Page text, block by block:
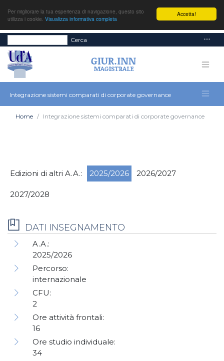
Accetta!
Per migliorare la tua esperienza di navigazione, questo sito
utilizza i cookie. Visualizza informativa completa
Cerca
Integrazione sistemi comparati di corporate governance
Home Integrazione sistemi comparati di corporate governance
Edizioni di altri A.A.: 2025/2026 2026/2027
2027/2028
DATI INSEGNAMENTO
A.A.:
2025/2026
Percorso:
internazionale
CFU:
2
Ore attività frontali:
16
Ore studio individuale:
34